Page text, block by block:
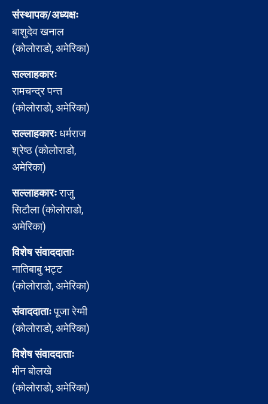
संस्थापक/अध्यक्षः
बाशुदेव खनाल
(कोलोराडो, अमेरिका)
सल्लाहकारः
रामचन्द्र पन्त
(कोलोराडो, अमेरिका)
सल्लाहकारःधर्मराज
श्रेष्ठ (कोलोराडो,
अमेरिका)
सल्लाहकारःराजु
सिटौला (कोलोराडो,
अमेरिका)
विशेष संवाददाताः
नातिबाबु भट्ट
(कोलोराडो, अमेरिका)
संवाददाताःपूजा रेग्मी
(कोलोराडो, अमेरिका)
विशेष संवाददाताः
मीन बोलखे
(कोलोराडो, अमेरिका)